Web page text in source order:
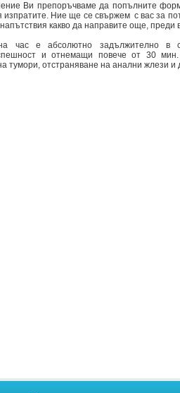
Ви препоръчваме да попълните
изпратите. Ние ще се свържем с вас за
какво да направите още, преди
час е абсолютно задължително в
и отнемащи повече от 30
тумори, отстраняване на анални жлези и